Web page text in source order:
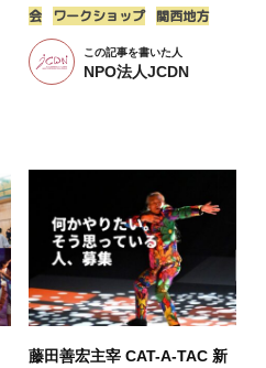
会
ワークショップ 関西地方
この記事を書いた人
NPO法人JCDN
藤田善宏主宰 CAT-A-TAC 新